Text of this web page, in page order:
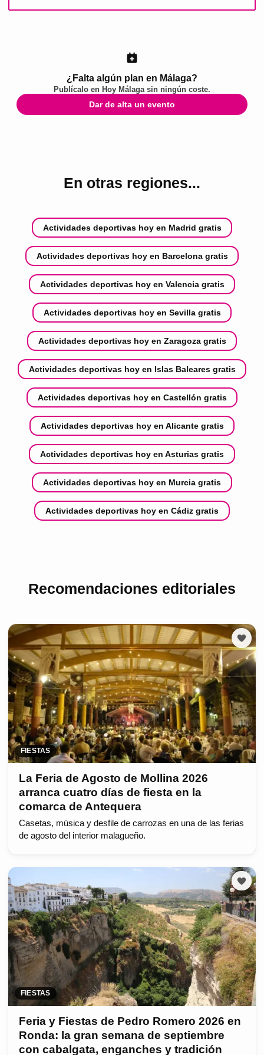
¿Falta algún plan en Málaga?
Publícalo en Hoy Málagasin ningún coste.
Dar de alta un evento
En otras regiones...
Actividades deportivas hoy en Madrid gratis
Actividades deportivas hoy en Barcelona gratis
Actividades deportivas hoy en Valencia gratis
Actividades deportivas hoy en Sevilla gratis
Actividades deportivas hoy en Zaragoza gratis
Actividades deportivas hoy en Islas Baleares gratis
Actividades deportivas hoy en Castellón gratis
Actividades deportivas hoy en Alicante gratis
Actividades deportivas hoy en Asturias gratis
Actividades deportivas hoy en Murcia gratis
Actividades deportivas hoy en Cádiz gratis
Recomendaciones editoriales
FIESTAS
La Feria de Agosto de Mollina 2026
arranca cuatro días de fiesta en la
comarca de Antequera
Casetas, música y desfile de carrozas en una de las ferias
de agosto del interior malagueño.
FIESTAS
Feria y Fiestas de Pedro Romero 2026 en
Ronda: la gran semana de septiembre
con cabalgata, enganches y tradición